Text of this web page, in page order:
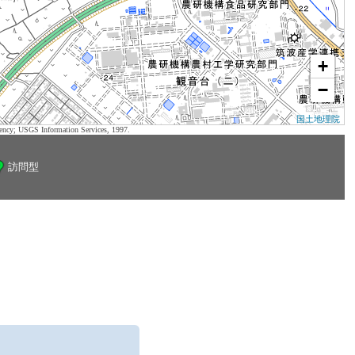
+
−
国土地理院
USGS Information Services, 1997.
訪問型